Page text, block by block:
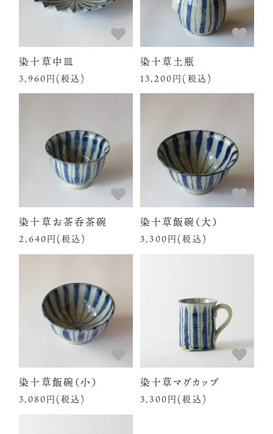
染十草中皿
3,960円(税込)
染十草土瓶
13,200円(税込)
染十草お茶呑茶碗
2,640円(税込)
染十草飯碗（大）
3,300円(税込)
染十草飯碗（小）
3,080円(税込)
染十草マグカップ
3,300円(税込)